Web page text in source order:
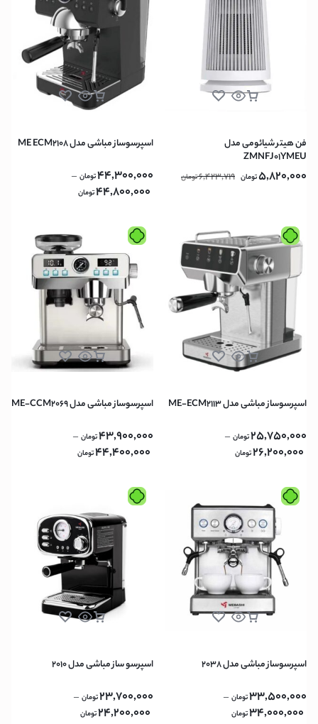
فن هیتر شیائومی مدل
ZMNFJ01YMEU
5,820,000تومان 6,423,719تومان
اسپرسوساز مباشی مدل ME ECM2108
44,300,000تومان –
44,800,000تومان
اسپرسوساز مباشی مدل ME-ECM2113
25,750,000تومان –
26,200,000تومان
اسپرسوساز مباشی مدل ME-CCM2069
43,900,000تومان –
44,400,000تومان
اسپرسوساز مباشی مدل 2038
33,500,000تومان –
34,000,000تومان
اسپرسو ساز مباشی مدل 2010
23,700,000تومان –
24,200,000تومان